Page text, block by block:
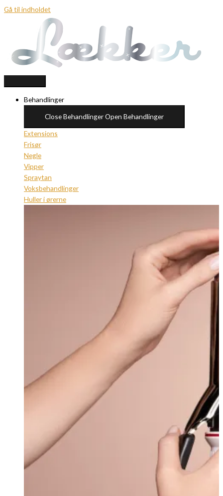
Gå til indholdet
Behandlinger
Close BehandlingerOpen Behandlinger
Extensions
Frisør
Negle
Vipper
Spraytan
Voksbehandlinger
Huller i ørerne